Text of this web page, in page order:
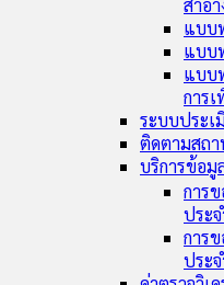
สำอา
แบบ
แบบ
แบบ
การ
ระบบประเ
ติดตามสถ
บริการข้อมู
การ
ประ
การ
ประ